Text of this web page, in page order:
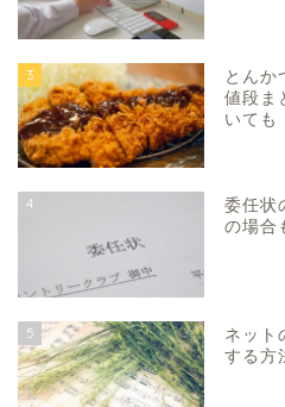
3
とんか
値段ま
いても
4
委任状
の場合
5
ネット
する方